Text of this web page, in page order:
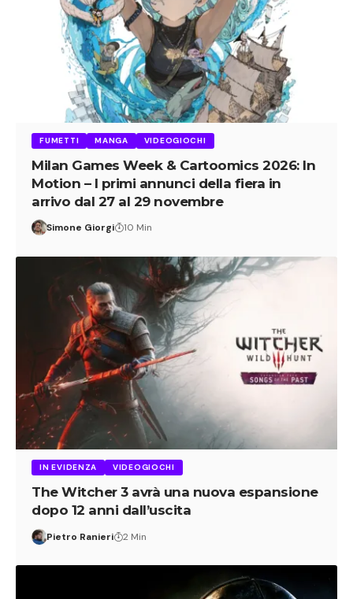
FUMETTI MANGA VIDEOGIOCHI
Milan Games Week & Cartoomics 2026: In
Motion – I primi annunci della fiera in
arrivo dal 27 al 29 novembre
Simone Giorgi 10 Min
IN EVIDENZA VIDEOGIOCHI
The Witcher 3 avrà una nuova espansione
dopo 12 anni dall’uscita
Pietro Ranieri 2 Min